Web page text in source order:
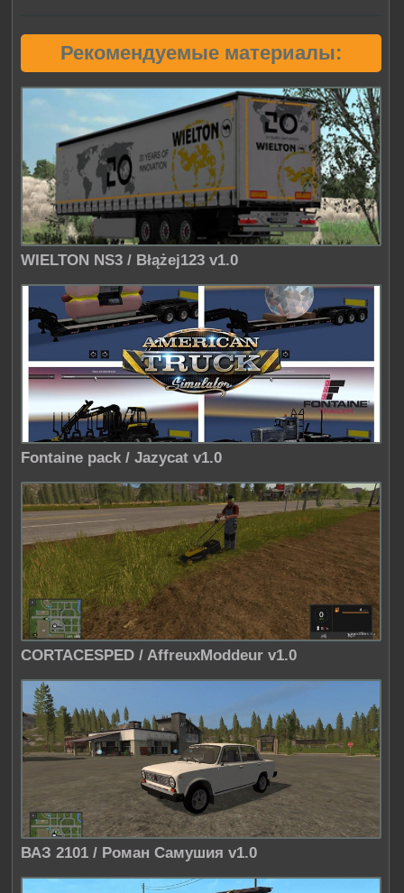
Рекомендуемые материалы:
WIELTON NS3 / Błążej123 v1.0
Fontaine pack / Jazycat v1.0
CORTACESPED / AffreuxModdeur v1.0
ВАЗ 2101 / Роман Самушия v1.0